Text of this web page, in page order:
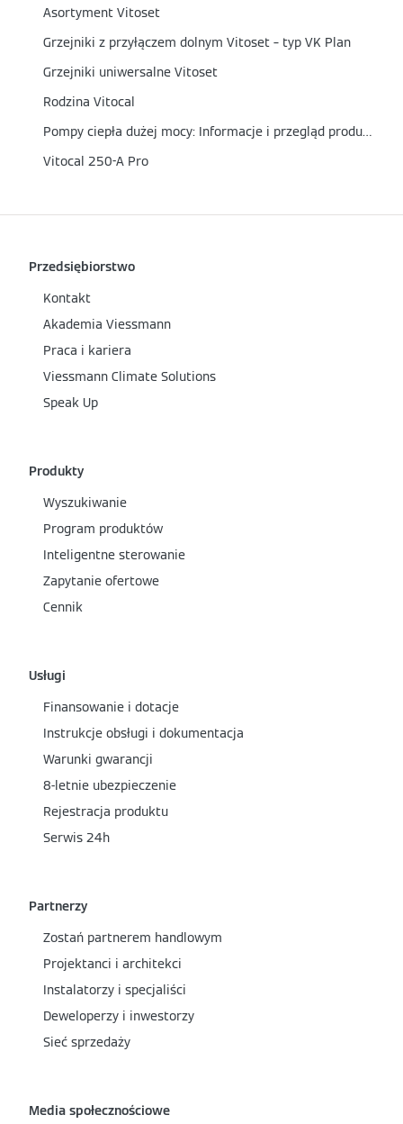
Asortyment Vitoset
Grzejniki z przyłączem dolnym Vitoset – typ VK Plan
Grzejniki uniwersalne Vitoset
Rodzina Vitocal
Pompy ciepła dużej mocy: Informacje i przegląd produktów
Vitocal 250-A Pro
Przedsiębiorstwo
Kontakt
Akademia Viessmann
Praca i kariera
Viessmann Climate Solutions
Speak Up
Produkty
Wyszukiwanie
Program produktów
Inteligentne sterowanie
Zapytanie ofertowe
Cennik
Usługi
Finansowanie i dotacje
Instrukcje obsługi i dokumentacja
Warunki gwarancji
8-letnie ubezpieczenie
Rejestracja produktu
Serwis 24h
Partnerzy
Zostań partnerem handlowym
Projektanci i architekci
Instalatorzy i specjaliści
Deweloperzy i inwestorzy
Sieć sprzedaży
Media społecznościowe